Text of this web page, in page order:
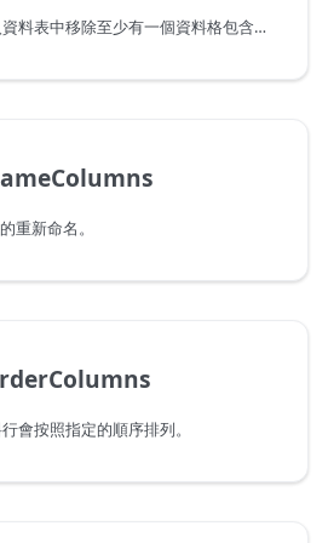
傳回資料表，並從輸入資料表中移除至少有一個資料格包含錯誤的資料列。如果指定了資料行清單，就只會檢查指定資料行中的資料格是否有錯誤。
重新命名。
會按照指定的順序排列。